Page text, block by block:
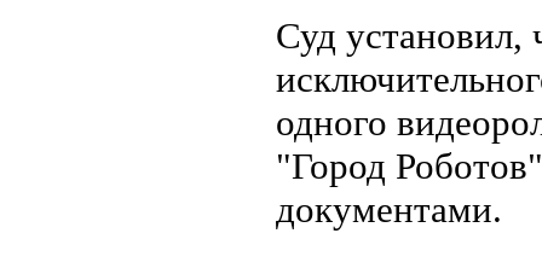
Суд установил,
одного
"Город
документами.